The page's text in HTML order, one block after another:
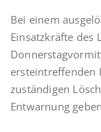
Bei einem
Einsatzkräfte des
ersteintreffenden
zuständigen
Entwarnung